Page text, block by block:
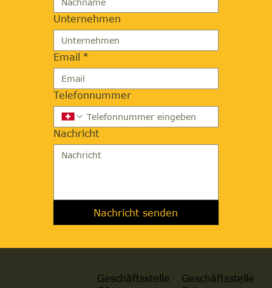
Unternehmen
Email *
Telefonnummer
Nachricht
Nachricht senden
Geschäftsstelle
Geschäftsstelle